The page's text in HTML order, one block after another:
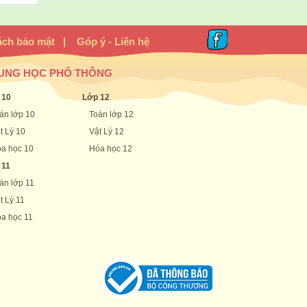
bảo mật | Góp ý - Liên hệ
HỌC PHỔ THÔNG
lớp 10
Lý 10
học 10
lớp 11
Lý 11
học 11
Lớp 12
Toán lớp 12
Vật Lý 12
Hóa học 12